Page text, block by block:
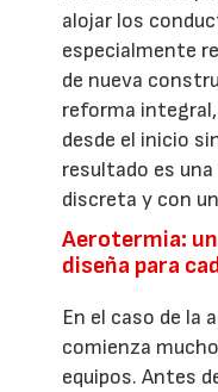
alojar los
especialmente
de nueva
reforma
desde el inicio
resultado es
discreta y con
Aerotermia:
diseña para
En el caso de la
comienza
equipos. Antes